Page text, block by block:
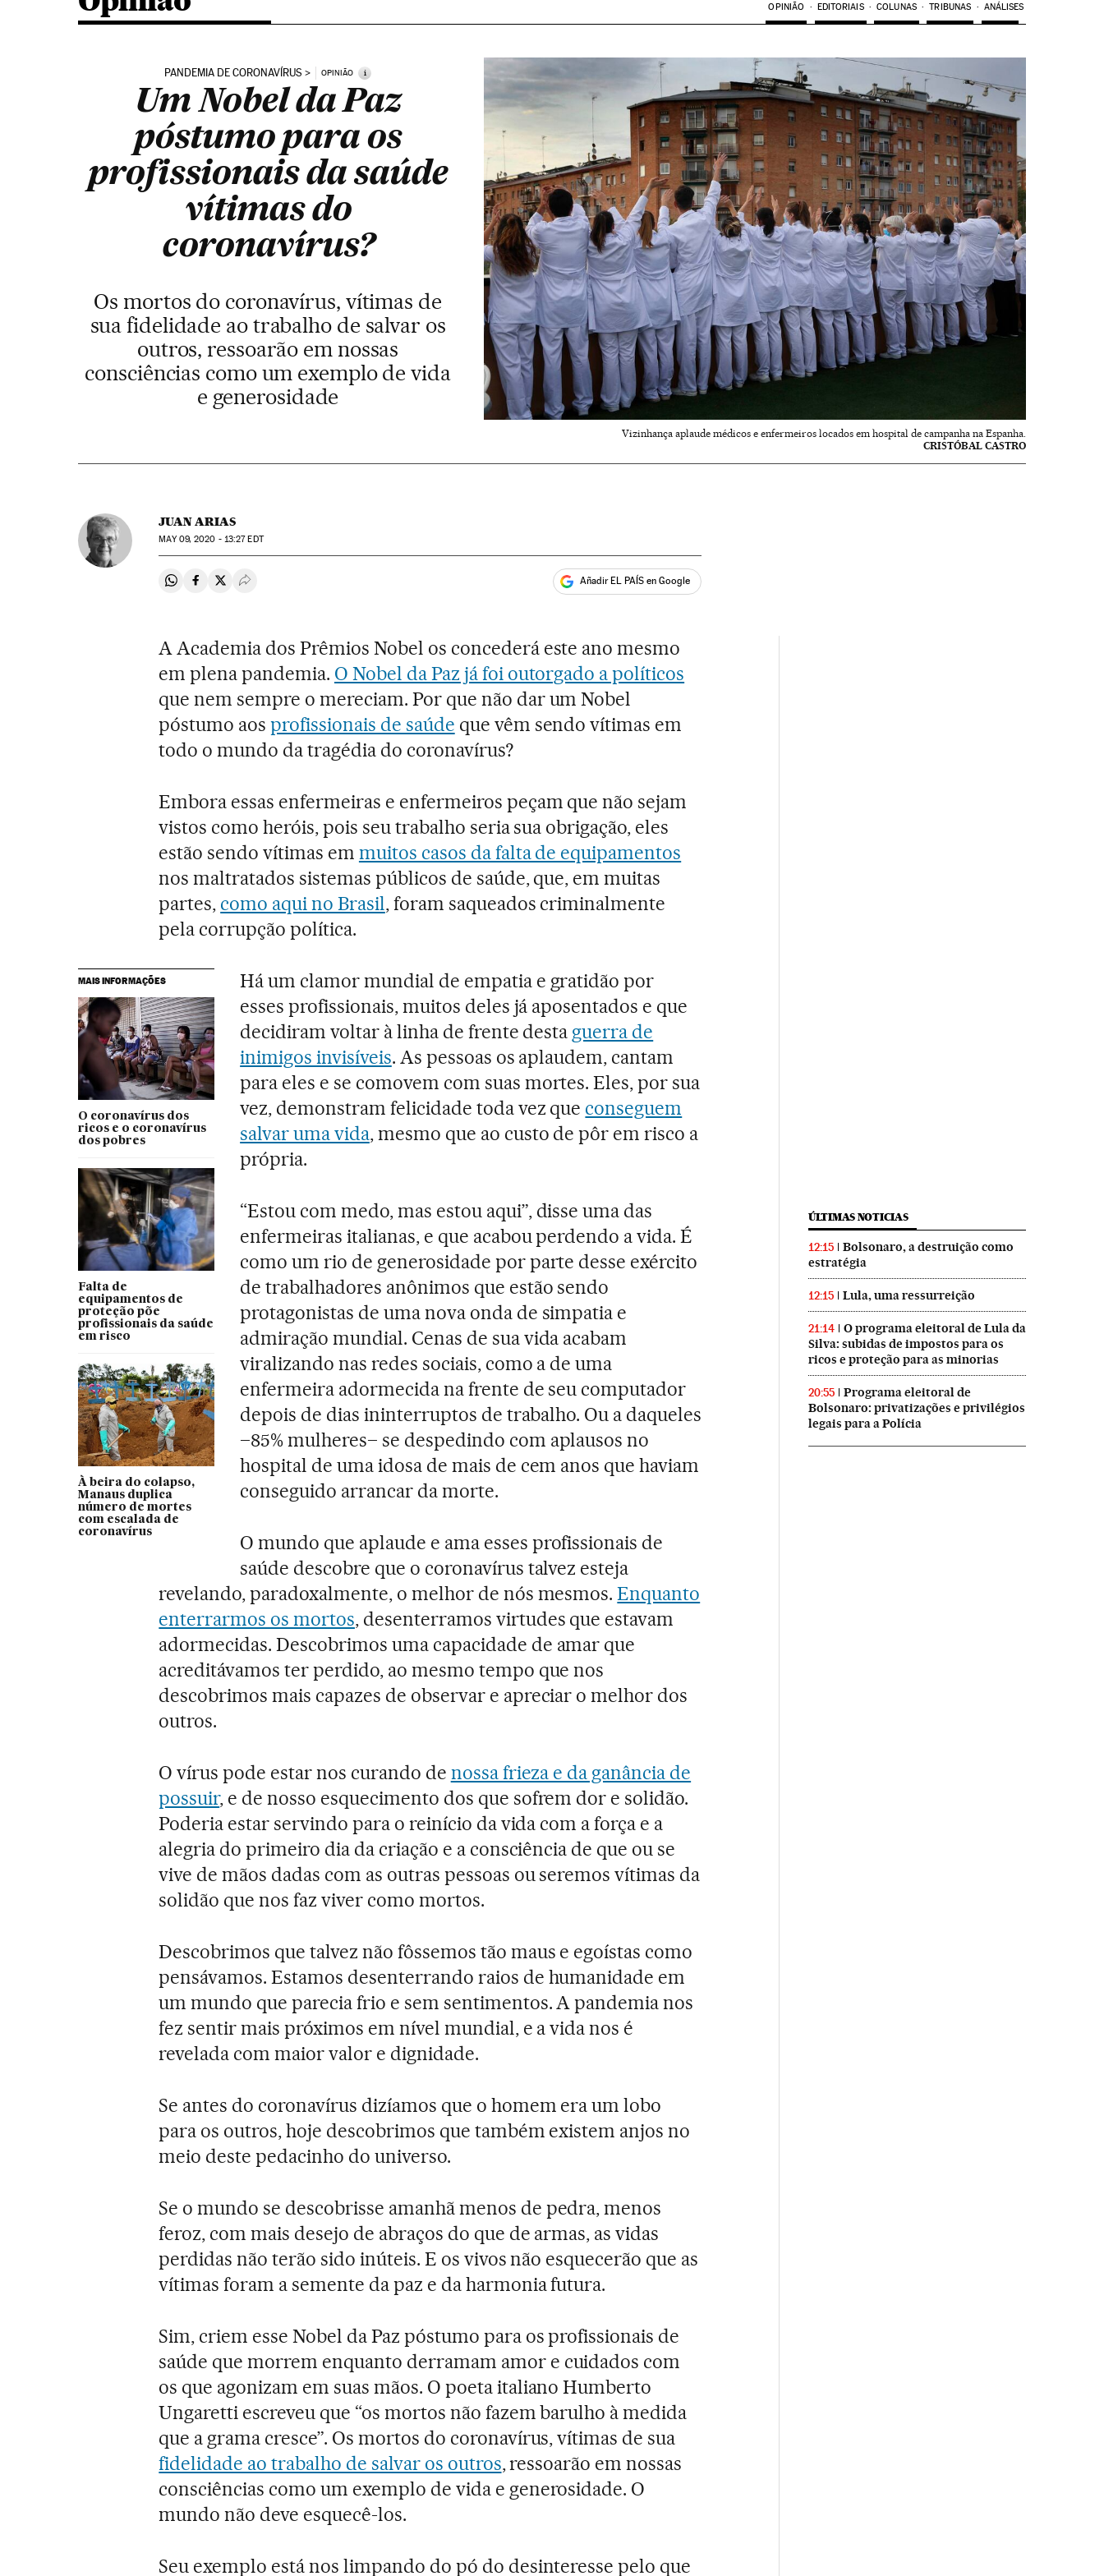
OPINIÃO EDITORIAIS COLUNAS TRIBUNAS ANÁLISES
PANDEMIA DE CORONAVÍRUS OPINIÃO i
Um Nobel da Paz
póstumo para os
profissionais da saúde
vítimas do
coronavírus?
Os mortos do coronavírus, vítimas de
sua fidelidade ao trabalho de salvar os
outros, ressoarão em nossas
consciências como um exemplo de vida
e generosidade
Vizinhança aplaude médicos e enfermeiros locados em hospital de campanha na Espanha.
CRISTÓBAL CASTRO
JUAN ARIAS
MAY09, 2020 - 13:27EDT
Compartir en Whatsapp
Compartir en Facebook
Compartir en Twitter
Desplegar Redes Sociales Añadir EL PAÍS en Google
A Academia dos Prêmios Nobel os concederá este ano mesmo
em plena pandemia. O Nobel da Paz já foi outorgado a políticos
que nem sempre o mereciam. Por que não dar um Nobel
póstumo aosprofissionais de saúde que vêm sendo vítimas em
todo o mundo da tragédia do coronavírus?
Embora essas enfermeiras e enfermeiros peçam que não sejam
vistos como heróis, pois seu trabalho seria sua obrigação, eles
estão sendo vítimas em muitos casos da falta de equipamentos
nos maltratados sistemas públicos de saúde, que, em muitas
partes, como aqui no Brasil, foram saqueados criminalmente
pela corrupção política.
MAIS INFORMAÇÕES
O coronavírus dos
ricos e o coronavírus
dos pobres
Falta de
equipamentos de
proteção põe
profissionais da saúde
em risco
À beira do colapso,
Manaus duplica
número de mortes
com escalada de
coronavírus
Há um clamor mundial de empatia e gratidão por
esses profissionais, muitos deles já aposentados e que
decidiram voltar à linha de frente desta guerra de
inimigos invisíveis. As pessoas os aplaudem, cantam
para eles e se comovem com suas mortes. Eles, por sua
vez, demonstram felicidade toda vez que conseguem
salvar uma vida, mesmo que ao custo de pôr em risco a
própria.
“Estou com medo, mas estou aqui”, disse uma das
enfermeiras italianas, e que acabou perdendo a vida. É
como um rio de generosidade por parte desse exército
de trabalhadores anônimos que estão sendo
protagonistas de uma nova onda de simpatia e
admiração mundial. Cenas de sua vida acabam
viralizando nas redes sociais, como a de uma
enfermeira adormecida na frente de seu computador
depois de dias ininterruptos de trabalho. Ou a daqueles
–85% mulheres– se despedindo com aplausos no
hospital de uma idosa de mais de cem anos que haviam
conseguido arrancar da morte.
O mundo que aplaude e ama esses profissionais de
saúde descobre que o coronavírus talvez esteja
revelando, paradoxalmente, o melhor de nós mesmos.Enquanto
enterrarmos os mortos, desenterramos virtudes que estavam
adormecidas. Descobrimos uma capacidade de amar que
acreditávamos ter perdido, ao mesmo tempo que nos
descobrimos mais capazes de observar e apreciar o melhor dos
outros.
O vírus pode estar nos curando de nossa frieza e da ganância de
possuir, e de nosso esquecimento dos que sofrem dor e solidão.
Poderia estar servindo para o reinício da vida com a força e a
alegria do primeiro dia da criação e a consciência de que ou se
vive de mãos dadas com as outras pessoas ou seremos vítimas da
solidão que nos faz viver como mortos.
Descobrimos que talvez não fôssemos tão maus e egoístas como
pensávamos. Estamos desenterrando raios de humanidade em
um mundo que parecia frio e sem sentimentos. A pandemia nos
fez sentir mais próximos em nível mundial, e a vida nos é
revelada com maior valor e dignidade.
Se antes do coronavírus dizíamos que o homem era um lobo
para os outros, hoje descobrimos que também existem anjos no
meio deste pedacinho do universo.
Se o mundo se descobrisse amanhã menos de pedra, menos
feroz, com mais desejo de abraços do que de armas, as vidas
perdidas não terão sido inúteis. E os vivos não esquecerão que as
vítimas foram a semente da paz e da harmonia futura.
Sim, criem esse Nobel da Paz póstumo para os profissionais de
saúde que morrem enquanto derramam amor e cuidados com
os que agonizam em suas mãos. O poeta italiano Humberto
Ungaretti escreveu que “os mortos não fazem barulho à medida
que a grama cresce”. Os mortos do coronavírus, vítimas de sua
fidelidade ao trabalho de salvar os outros, ressoarão em nossas
consciências como um exemplo de vida e generosidade. O
mundo não deve esquecê-los.
Seu exemplo está nos limpando do pó do desinteresse pelo que
ÚLTIMAS NOTICIAS
12:15
Bolsonaro, a destruição como
estratégia
12:15 Lula, uma ressurreição
21:14
O programa eleitoral de Lula da
Silva: subidas de impostos para os
ricos e proteção para as minorias
20:55
Programa eleitoral de
Bolsonaro: privatizações e privilégios
legais para a Polícia